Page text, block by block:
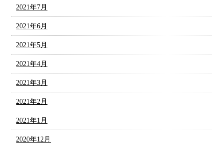
2021年7月
2021年6月
2021年5月
2021年4月
2021年3月
2021年2月
2021年1月
2020年12月